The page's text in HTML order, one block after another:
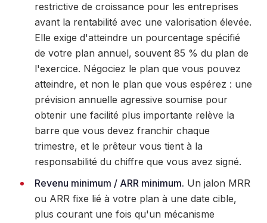
restrictive de croissance pour les entreprises
avant la rentabilité avec une valorisation élevée.
Elle exige d'atteindre un pourcentage spécifié
de votre plan annuel, souvent 85 % du plan de
l'exercice. Négociez le plan que vous pouvez
atteindre, et non le plan que vous espérez : une
prévision annuelle agressive soumise pour
obtenir une facilité plus importante relève la
barre que vous devez franchir chaque
trimestre, et le prêteur vous tient à la
responsabilité du chiffre que vous avez signé.
Revenu minimum / ARR minimum. Un jalon MRR
ou ARR fixe lié à votre plan à une date cible,
plus courant une fois qu'un mécanisme